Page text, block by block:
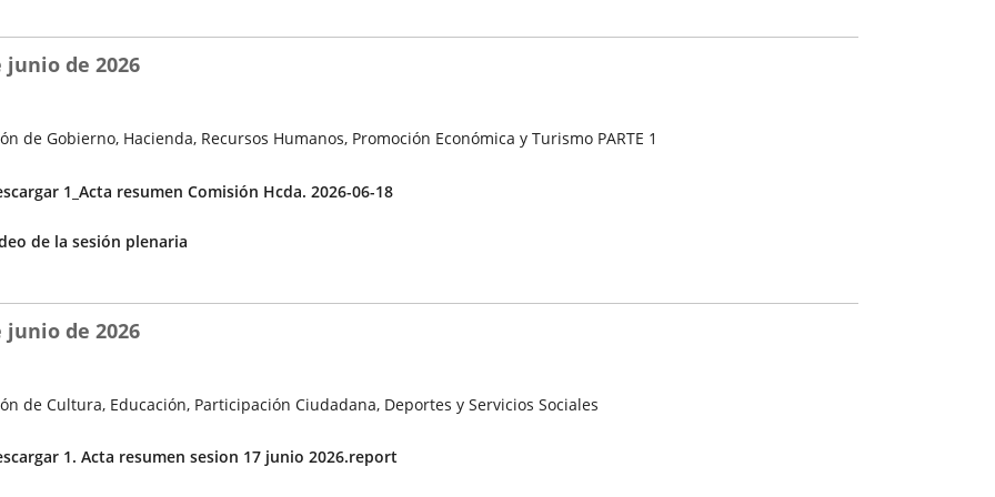
aplicación
de Gobierno, Hacienda, Recursos Humanos, Promoción Económica y Turismo PARTE 1
junio de 2026
1_Acta resumen Comisión Hcda. 2026-06-18
de la sesión plenariaEnlace
aplicación
de Cultura, Educación, Participación Ciudadana, Deportes y Servicios Sociales
junio de 2026
1. Acta resumen sesion 17 junio 2026.report